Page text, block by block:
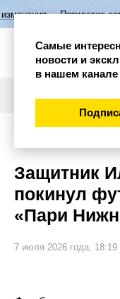
семьи в
Защитник
покинул
«Пари
7 июля 2026 года, 18:19
Самые
новости и
в нашем